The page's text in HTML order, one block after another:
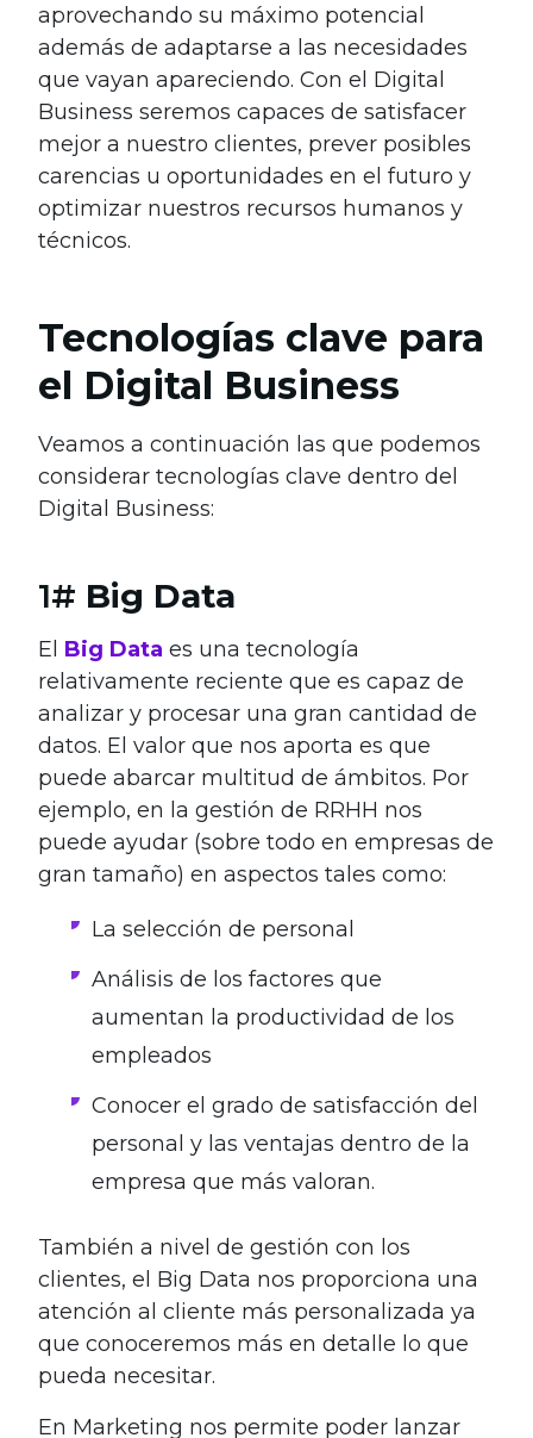
aprovechando su máximo potencial
además de adaptarse a las necesidades
que vayan apareciendo. Con el Digital
Business seremos capaces de satisfacer
mejor a nuestro clientes, prever posibles
carencias u oportunidades en el futuro y
optimizar nuestros recursos humanos y
técnicos.
Tecnologías clave para
el Digital Business
Veamos a continuación las que podemos
considerar tecnologías clave dentro del
Digital Business:
1# Big Data
El Big Data es una tecnología
relativamente reciente que es capaz de
analizar y procesar una gran cantidad de
datos. El valor que nos aporta es que
puede abarcar multitud de ámbitos. Por
ejemplo, en la gestión de RRHH nos
puede ayudar (sobre todo en empresas de
gran tamaño) en aspectos tales como:
La selección de personal
Análisis de los factores que
aumentan la productividad de los
empleados
Conocer el grado de satisfacción del
personal y las ventajas dentro de la
empresa que más valoran.
También a nivel de gestión con los
clientes, el Big Data nos proporciona una
atención al cliente más personalizada ya
que conoceremos más en detalle lo que
pueda necesitar.
En Marketing nos permite poder lanzar